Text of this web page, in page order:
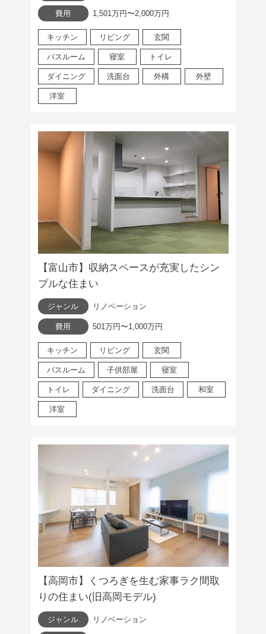
費用 1,501万円〜2,000万円
キッチン リビング 玄関
バスルーム 寝室 トイレ
ダイニング 洗面台 外構 外壁
洋室
【富山市】収納スペースが充実したシン
プルな住まい
ジャンル リノベーション
費用 501万円〜1,000万円
キッチン リビング 玄関
バスルーム 子供部屋 寝室
トイレ ダイニング 洗面台 和室
洋室
【高岡市】くつろぎを生む家事ラク間取
りの住まい(旧高岡モデル)
ジャンル リノベーション